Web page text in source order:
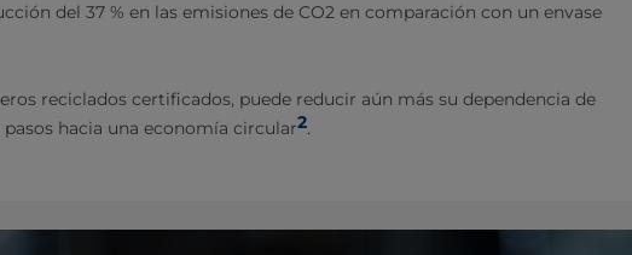
del 37 % en las emisiones de CO2 en comparación con un envase
reciclados certificados, puede reducir aún más su dependencia de
hacia una economía circular2.